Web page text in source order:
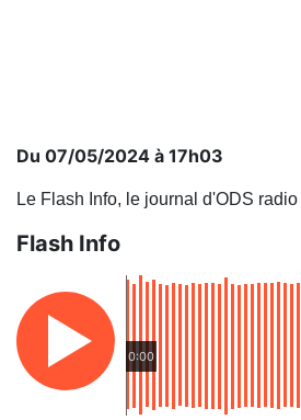
Du 07/05/2024 à 17h03
Le Flash Info, le journal d'ODS radio
Flash Info
0:00